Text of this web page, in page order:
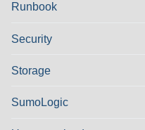
Runbook
Security
Storage
SumoLogic